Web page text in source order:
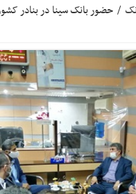
/ حضور بانک سینا در بنادر